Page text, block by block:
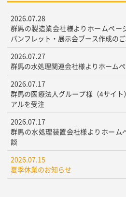
2026.07.28
群馬の製造業会社様よりホームペー
パンフレット・展示会ブース作成の
2026.07.27
群馬の水処理関連会社様よりホーム
2026.07.17
群馬の医療法人グループ様（4サイ
アルを受注
2026.07.17
群馬の水処理装置会社様よりホーム
談
2026.07.15
夏季休業のお知らせ